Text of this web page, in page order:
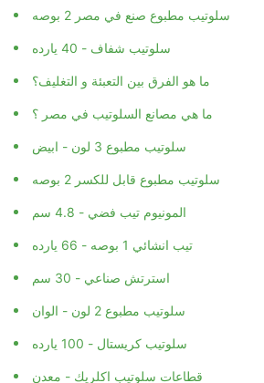
سلوتيب مطبوع صنع في مصر 2 بوصه
سلوتيب شفاف - 40 يارده
ما هو الفرق بين التعبئة و التغليف؟
ما هي مصانع السلوتيب في مصر ؟
سلوتيب مطبوع 3 لون - ابيض
سلوتيب مطبوع قابل للكسر 2 بوصه
المونيوم تيب فضي - 4.8 سم
تيب انشائي 1 بوصه - 66 يارده
استرتش صناعي - 30 سم
سلوتيب مطبوع 2 لون - الوان
سلوتيب كريستال - 100 يارده
قطاعات سلوتيب اكلريك - معدن